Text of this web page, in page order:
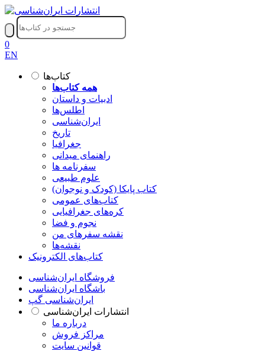
0
EN
کتاب‌ها
همه کتاب‌ها
ادبیات و داستان
اطلس‌ها
ایران‌شناسی
تاریخ
جغرافیا
راهنمای میدانی
سفرنامه‌ ها
علوم طبیعی
کتاب‌ پایکا (کودک و نوجوان)
کتاب‌های عمومی
کره‌های جغرافیایی
نجوم و فضا
نقشه سفرهای من
نقشه‌ها
کتاب‌های الکترونیک
فروشگاه ایران‌شناسی
باشگاه ایران‌شناسی
ایران‌شناسی گپ
انتشارات ایران‌شناسی
درباره ما
مراکز فروش
قوانین سایت